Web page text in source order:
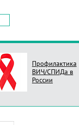
Профилактика
ВИЧ/СПИДа в
России